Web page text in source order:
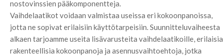
nostovinssien pääkomponentteja.
Vaihdelaatikot voidaan valmistaa useissa eri kokoonpanoissa,
jotta ne sopivat erilaisiin käyttötarpeisiin. Suunnitteluvaiheesta
alkaen tarjoamme useita lisävarusteita vaihdelaatikoille, erilaisia
rakenteellisia kokoonpanoja ja asennusvaihtoehtoja, jotka